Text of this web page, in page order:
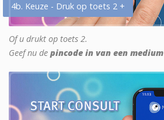
4b. Keuze - Druk op toets 2 +
Of u drukt op toets 2.
Geef nu de pincode in van een medium